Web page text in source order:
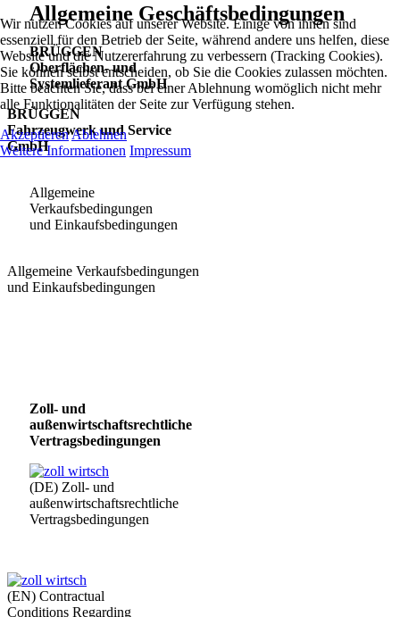
Allgemeine Geschäftsbedingungen
BRÜGGEN
Oberflächen- und
Systemlieferant GmbH
BRÜGGEN
Fahrzeugwerk und Service
GmbH
Allgemeine
Verkaufsbedingungen
und Einkaufsbedingungen
Allgemeine Verkaufsbedingungen
und Einkaufsbedingungen
Zoll- und
außenwirtschaftsrechtliche
Vertragsbedingungen
(DE) Zoll- und
außenwirtschaftsrechtliche
Vertragsbedingungen
(EN) Contractual
Conditions Regarding
Wir nutzen Cookies auf unserer Website. Einige von ihnen sind
essenziell für den Betrieb der Seite, während andere uns helfen, diese
Website und die Nutzererfahrung zu verbessern (Tracking Cookies).
Sie können selbst entscheiden, ob Sie die Cookies zulassen möchten.
Bitte beachten Sie, dass bei einer Ablehnung womöglich nicht mehr
alle Funktionalitäten der Seite zur Verfügung stehen.
AkzeptierenAblehnen
Weitere Informationen Impressum